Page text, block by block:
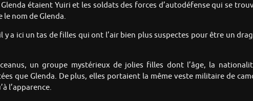
étaient Yuiri et les soldats des forces d’autodéfense qui se
le nom de Glenda.
a ici un tas de filles qui ont l’air bien plus suspectes pour être un
un groupe mystérieux de jolies filles dont l’âge, la
que Glenda. De plus, elles portaient la même veste militaire de
l’apparence.